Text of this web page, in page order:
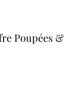
Poupées &